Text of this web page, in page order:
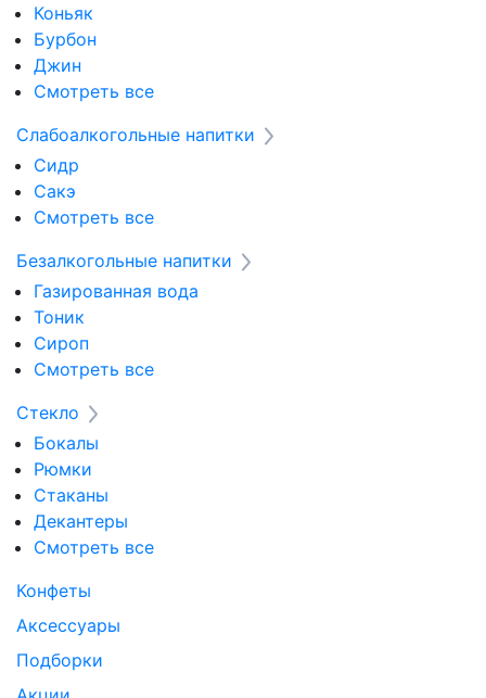
Коньяк
Бурбон
Джин
Смотреть все
Слабоалкогольные напитки
Сидр
Сакэ
Смотреть все
Безалкогольные напитки
Газированная вода
Тоник
Сироп
Смотреть все
Стекло
Бокалы
Рюмки
Стаканы
Декантеры
Смотреть все
Конфеты
Аксессуары
Подборки